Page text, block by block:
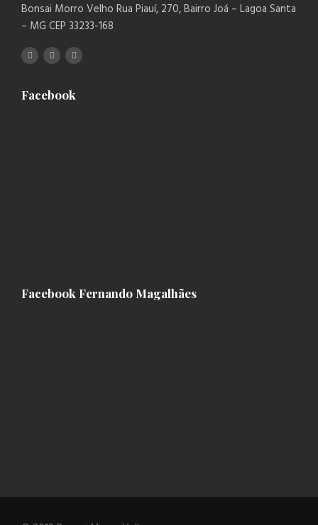
Bonsai Morro Velho Rua Piauí, 270, Bairro Joá – Lagoa Santa
– MG CEP 33233-168
Facebook
Facebook Fernando Magalhães